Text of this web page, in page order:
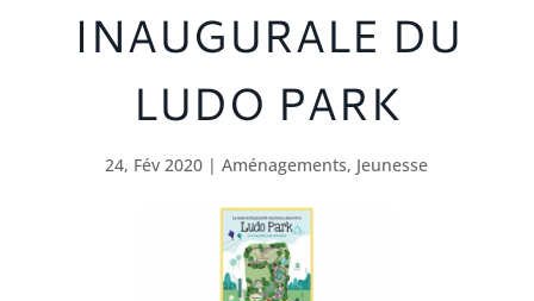
INAUGURALE DU
LUDO PARK
24, Fév 2020 |Aménagements, Jeunesse